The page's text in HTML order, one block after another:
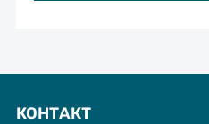
КОНТАКТ